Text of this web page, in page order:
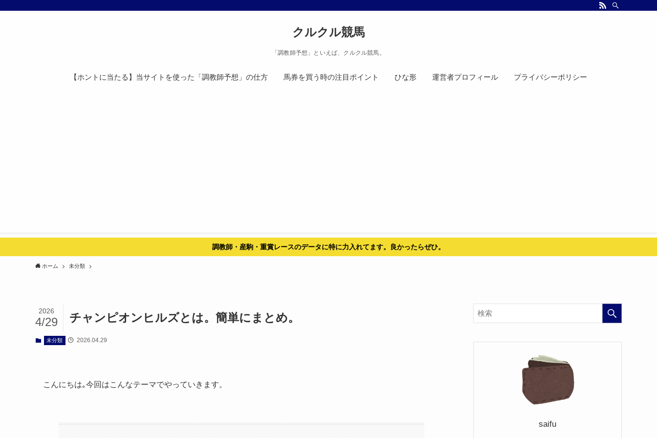
クルクル競馬
「調教師予想」といえば、クルクル競馬。
【ホントに当たる】当サイトを使った「調教師予想」の仕方 馬券を買う時の注目ポイント ひな形 運営者プロフィール プライバシーポリシー
調教師・産駒・重賞レースのデータに特に力入れてます。良かったらぜひ。
ホーム 未分類
チャンピオンヒルズとは。簡単にまとめ。
2026
4/29
未分類 2026.04.29
こんにちは｡今回はこんなテーマでやっていきます。
saifu